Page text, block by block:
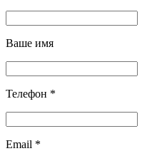
Ваше имя
Телефон *
Email *